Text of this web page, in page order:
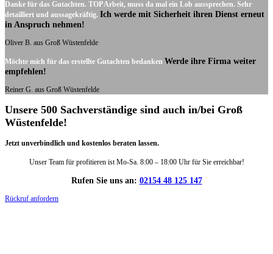
Danke für das Gutachten. TOP Arbeit, muss da mal ein Lob aussprechen. Sehr
detailliert und aussagekräftig. Ich werde mit Sicherheit ihren Dienst erneut
in Anspruch nehmen!
Oliver B. aus Groß Wüstenfelde
Möchte mich für das erstellte Gutachten bedanken Werde ihre Firma weiter
empfehlen!
Reiner G. aus Groß Wüstenfelde
Unsere 500 Sachverständige sind auch in/bei Groß
Wüstenfelde!
Jetzt unverbindlich und kostenlos beraten lassen.
Unser Team für profitieren ist Mo-Sa. 8:00 – 18:00 Uhr für Sie erreichbar!
Rufen Sie uns an: 02154 48 125 147
Rückruf anfordern